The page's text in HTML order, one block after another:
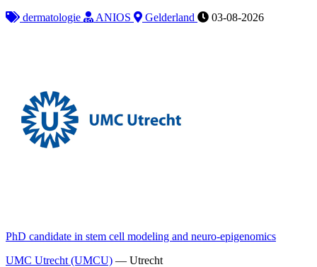
dermatologie
ANIOS Gelderland 03-08-2026
PhD candidate in stem cell modeling and neuro-epigenomics
UMC Utrecht (UMCU) — Utrecht